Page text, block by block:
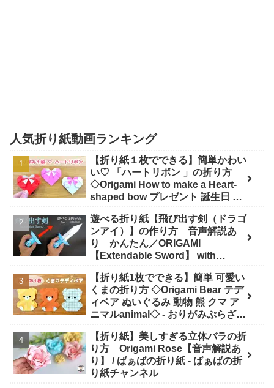
人気折り紙動画ランキング
【折り紙１枚でできる】簡単かわい
い♡ 「ハートリボン 」の折り方
◇Origami How to make a Heart-
shaped bow プレゼント 誕生日 母
がみぷらざ Origami-plaza
遊べる折り紙【飛び出す剣（ドラゴ
ンアイ）】の作り方 音声解説あ
り かんたん／ORIGAMI
【Extendable Sword】 with
【折り紙1枚でできる】簡単 可愛い
くまの折り方 ◇Origami Bear テデ
ィベア ぬいぐるみ 動物 熊 クマ ア
ニマルanimal◇ - おりがみぷらざ
【折り紙】美しすぎる立体バラの折
り方 Origami Rose【音声解説あ
り】 / ばぁばの折り紙 - ばぁばの折
り紙チャンネル